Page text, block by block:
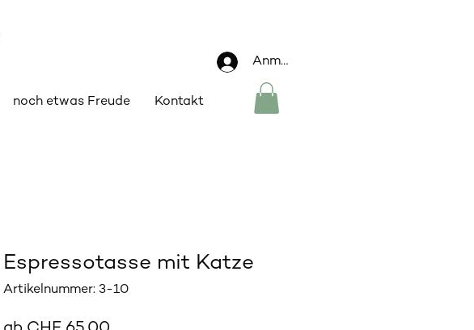
Anmelden
noch etwas Freude Kontakt
Espressotasse mit Katze
Artikelnummer: 3-10